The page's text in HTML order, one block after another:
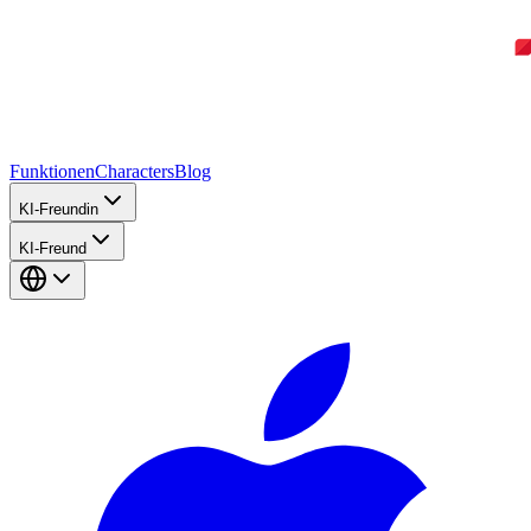
FunktionenCharactersBlog
KI-Freundin
KI-Freund